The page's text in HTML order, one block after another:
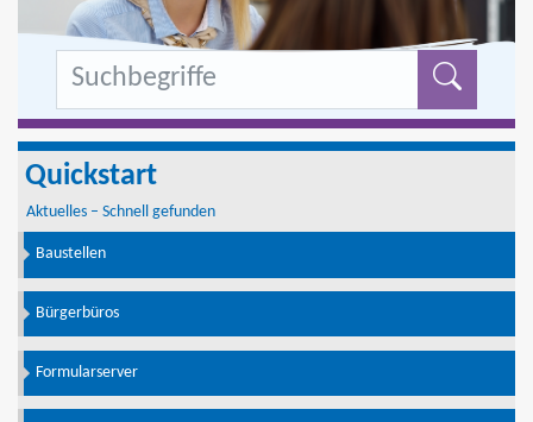
Quickstart
Aktuelles – Schnell gefunden
Baustellen
Bürgerbüros
Formularserver